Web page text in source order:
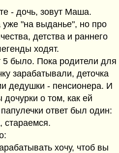
- дочь, зовут Маша.
"на выданье", но про
детства и раннего
ходят.
было. Пока родители для
зарабатывали, деточка
дедушки - пенсионера. И
о том, как ей
ответ был один:
стараемся.
хочу, чтоб вы